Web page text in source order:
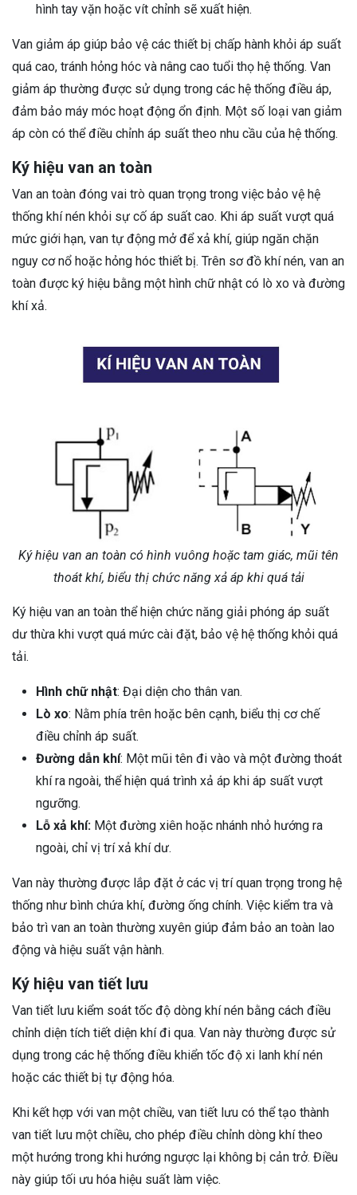
hình tay vặn hoặc vít chỉnh sẽ xuất hiện.
Van giảm áp giúp bảo vệ các thiết bị chấp hành khỏi áp suất
quá cao, tránh hỏng hóc và nâng cao tuổi thọ hệ thống. Van
giảm áp thường được sử dụng trong các hệ thống điều áp,
đảm bảo máy móc hoạt động ổn định. Một số loại van giảm
áp còn có thể điều chỉnh áp suất theo nhu cầu của hệ thống.
Ký hiệu van an toàn
Van an toàn đóng vai trò quan trọng trong việc bảo vệ hệ
thống khí nén khỏi sự cố áp suất cao. Khi áp suất vượt quá
mức giới hạn, van tự động mở để xả khí, giúp ngăn chặn
nguy cơ nổ hoặc hỏng hóc thiết bị. Trên sơ đồ khí nén, van an
toàn được ký hiệu bằng một hình chữ nhật có lò xo và đường
khí xả.
Ký hiệu van an toàn có hình vuông hoặc tam giác, mũi tên
thoát khí, biểu thị chức năng xả áp khi quá tải
Ký hiệu van an toàn thể hiện chức năng giải phóng áp suất
dư thừa khi vượt quá mức cài đặt, bảo vệ hệ thống khỏi quá
tải.
Hình chữ nhật: Đại diện cho thân van.
Lò xo: Nằm phía trên hoặc bên cạnh, biểu thị cơ chế
điều chỉnh áp suất.
Đường dẫn khí: Một mũi tên đi vào và một đường thoát
khí ra ngoài, thể hiện quá trình xả áp khi áp suất vượt
ngưỡng.
Lỗ xả khí: Một đường xiên hoặc nhánh nhỏ hướng ra
ngoài, chỉ vị trí xả khí dư.
Van này thường được lắp đặt ở các vị trí quan trọng trong hệ
thống như bình chứa khí, đường ống chính. Việc kiểm tra và
bảo trì van an toàn thường xuyên giúp đảm bảo an toàn lao
động và hiệu suất vận hành.
Ký hiệu van tiết lưu
Van tiết lưu kiểm soát tốc độ dòng khí nén bằng cách điều
chỉnh diện tích tiết diện khí đi qua. Van này thường được sử
dụng trong các hệ thống điều khiển tốc độ xi lanh khí nén
hoặc các thiết bị tự động hóa.
Khi kết hợp với van một chiều, van tiết lưu có thể tạo thành
van tiết lưu một chiều, cho phép điều chỉnh dòng khí theo
một hướng trong khi hướng ngược lại không bị cản trở. Điều
này giúp tối ưu hóa hiệu suất làm việc.